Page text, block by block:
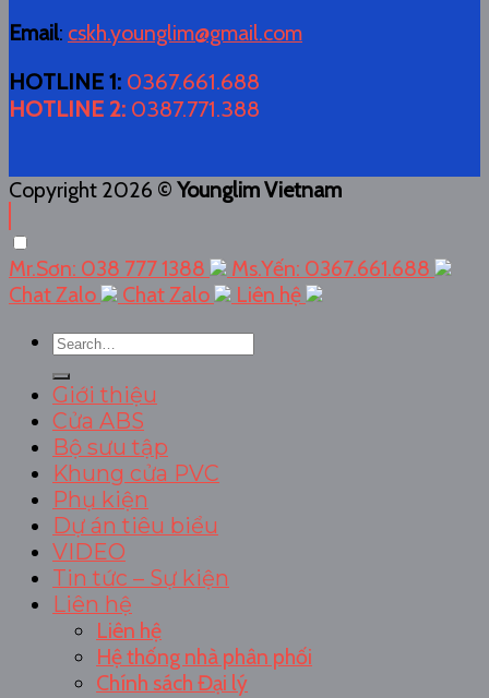
Email: cskh.younglim@gmail.com
HOTLINE 1: 0367.661.688
HOTLINE 2: 0387.771.388
Copyright 2026 © Younglim Vietnam
Mr.Sơn: 038 777 1388
Ms.Yến: 0367.661.688
Chat Zalo
Chat Zalo
Liên hệ
Search
for:
Giới thiệu
Cửa ABS
Bộ sưu tập
Khung cửa PVC
Phụ kiện
Dự án tiêu biểu
VIDEO
Tin tức – Sự kiện
Liên hệ
Liên hệ
Hệ thống nhà phân phối
Chính sách Đại lý